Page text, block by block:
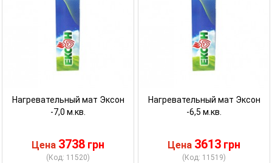
Нагревательный мат Эксон
-7,0 м.кв.
Цена 3738 грн
(Код: 11520)
Нагревательный мат Эксон
-6,5 м.кв.
Цена 3613 грн
(Код: 11519)